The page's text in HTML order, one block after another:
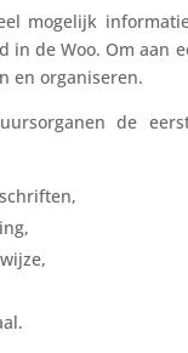
mogelijk
in de Woo. Om aan
en organiseren.
de